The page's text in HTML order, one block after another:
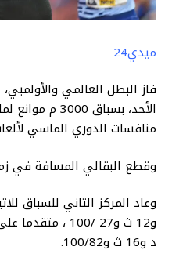
ميدي24
فاز البطل العالمي
الأحد، بسباق
منافسات الدوري الماسي
وقطع البقالي المسافة في زمن قدره 8 د
د و16 ث و100/82.